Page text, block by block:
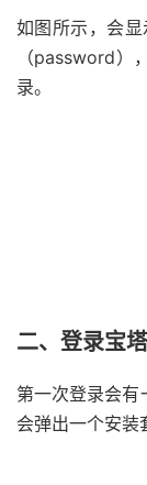
如图所示，会
（password）
录。
二、登录宝
第一次登录会有
会弹出一个安装